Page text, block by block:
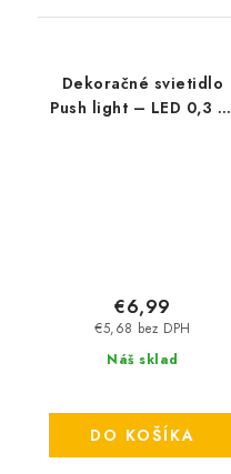
Dekoračné svietidlo
Push light – LED 0,3 W
Náš sklad
€5,68 bez DPH
€6,99
DO KOŠÍKA